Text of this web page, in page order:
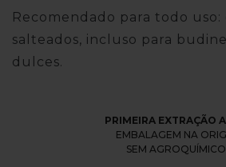
Recomendado para todo uso:
salteados, incluso para
dulces.
PRIMEIRA EXTRAÇÃO
EMBALAGEM NA
SEM